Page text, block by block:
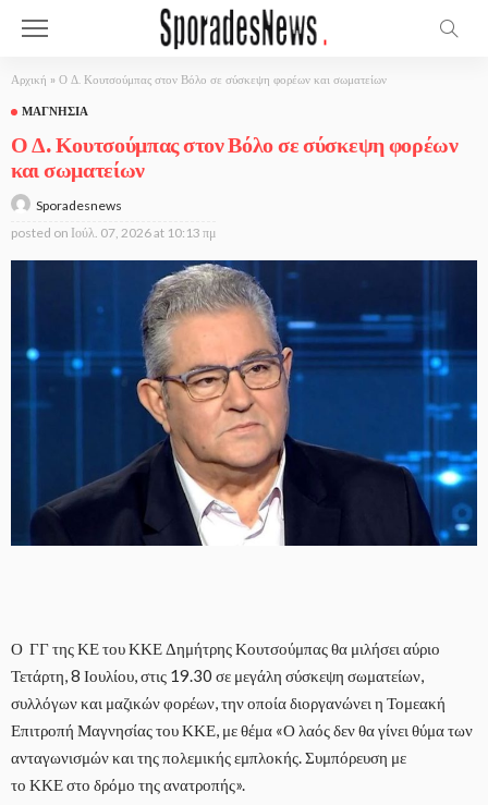
Αρχική » Ο Δ. Κουτσούμπας στον Βόλο σε σύσκεψη φορέων και σωματείων
ΜΑΓΝΗΣΊΑ
Ο Δ. Κουτσούμπας στον Βόλο σε σύσκεψη φορέων
και σωματείων
Sporadesnews
posted on Ιούλ. 07, 2026 at 10:13 πμ
Ο ΓΓ της ΚΕ του ΚΚΕ Δημήτρης Κουτσούμπας θα μιλήσει αύριο
Τετάρτη, 8 Ιουλίου, στις 19.30 σε μεγάλη σύσκεψη σωματείων,
συλλόγων και μαζικών φορέων, την οποία διοργανώνει η Τομεακή
Επιτροπή Μαγνησίας του ΚΚΕ, με θέμα «Ο λαός δεν θα γίνει θύμα των
ανταγωνισμών και της πολεμικής εμπλοκής. Συμπόρευση με
το ΚΚΕ στο δρόμο της ανατροπής».